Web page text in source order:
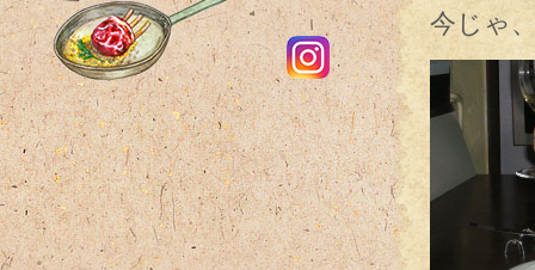
今じゃ